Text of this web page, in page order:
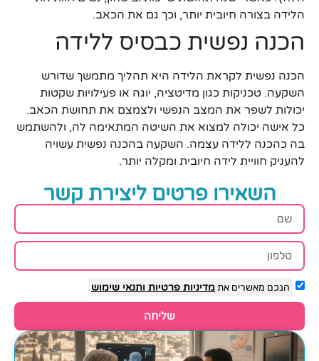
הלידה בצורה חיובית יותר, וכך גם את הכאב.
הכנה נפשית כבסיס ללידה
הכנה נפשית לקראת הלידה היא תהליך מתמשך שדורש
השקעה. טכניקות כגון מדיטציה, יוגה או פעילויות שקטות
יכולות לשפר את המצב הנפשי ולצמצם את תחושת הכאב.
כל אישה יכולה למצוא את השיטה המתאימה לה, ולהשתמש
בה כהכנה ללידה עצמה. השקעה בהכנה נפשית עשויה
להעניק חוויית לידה חיובית ומקלה יותר.
השאירו פרטים ליצירת קשר
הנכם מאשרים אתמדיניות פרטיות ותנאי שימוש
שליחה